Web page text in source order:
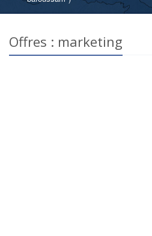
Publier une offre
Déposez une offre d'emploi
Attirez les candidats qualifiés pour vos
Offres : marketing